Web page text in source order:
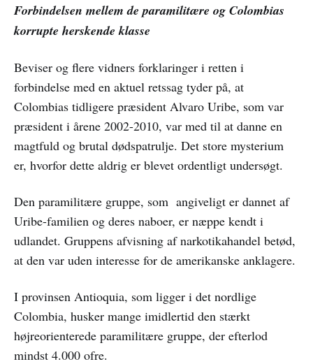
Forbindelsen mellem de paramilitære og Colombias
korrupte herskende klasse
Beviser og flere vidners forklaringer i retten i
forbindelse med en aktuel retssag tyder på, at
Colombias tidligere præsident Alvaro Uribe, som var
præsident i årene 2002-2010, var med til at danne en
magtfuld og brutal dødspatrulje. Det store mysterium
er, hvorfor dette aldrig er blevet ordentligt undersøgt.
Den paramilitære gruppe, som angiveligt er dannet af
Uribe-familien og deres naboer, er næppe kendt i
udlandet. Gruppens afvisning af narkotikahandel betød,
at den var uden interesse for de amerikanske anklagere.
I provinsen Antioquia, som ligger i det nordlige
Colombia, husker mange imidlertid den stærkt
højreorienterede paramilitære gruppe, der efterlod
mindst 4.000 ofre.